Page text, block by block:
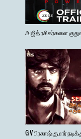
அஜித் ரசிகர்களை
G V பிரகாஷ் குமார்